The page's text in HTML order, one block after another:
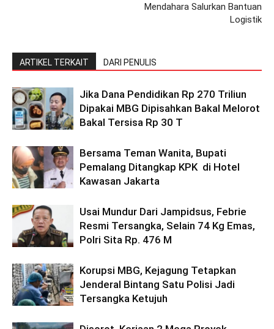
Mendahara Salurkan Bantuan
Logistik
ARTIKEL TERKAIT DARI PENULIS
Jika Dana Pendidikan Rp 270 Triliun
Dipakai MBG Dipisahkan Bakal Melorot
Bakal Tersisa Rp 30 T
Bersama Teman Wanita, Bupati
Pemalang Ditangkap KPK di Hotel
Kawasan Jakarta
Usai Mundur Dari Jampidsus, Febrie
Resmi Tersangka, Selain 74 Kg Emas,
Polri Sita Rp. 476 M
Korupsi MBG, Kejagung Tetapkan
Jenderal Bintang Satu Polisi Jadi
Tersangka Ketujuh